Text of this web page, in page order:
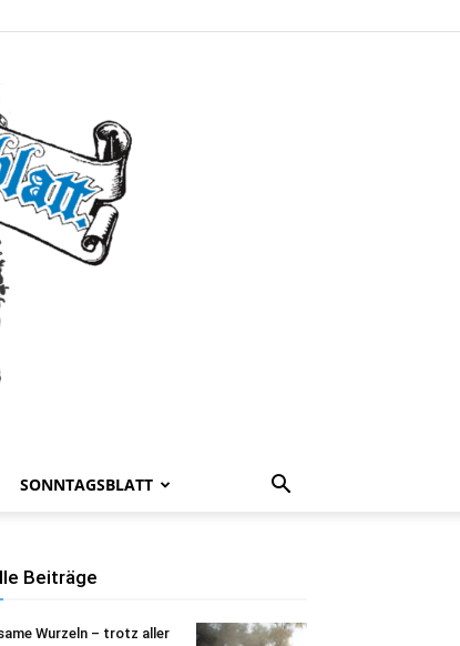
SONNTAGSBLATT
Beiträge
Wurzeln – trotz aller